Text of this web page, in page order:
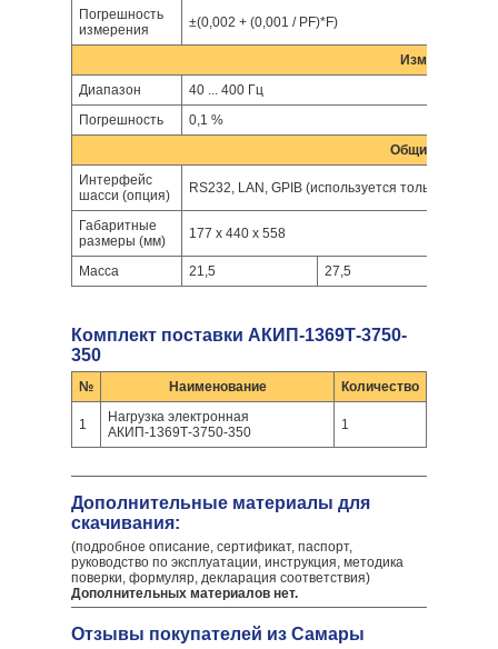
Погрешность
измерения
±(0,002 + (0,001 / PF)*F)
Измерение
Диапазон
40 ... 400 Гц
Погрешность
0,1 %
Общие
Интерфейс
шасси (опция)
RS232, LAN, GPIB (используется только один
Габаритные
размеры (мм)
177 x 440 x 558
Масса 21,5 27,5
Комплект поставки АКИП-1369Т-3750-
350
№ Наименование Количество
1
Нагрузка электронная
АКИП-1369Т-3750-350
1
Дополнительные материалы для
скачивания:
(подробное описание, сертификат, паспорт,
руководство по эксплуатации, инструкция, методика
поверки, формуляр, декларация соответствия)
Дополнительных материалов нет.
Отзывы покупателей из Самары